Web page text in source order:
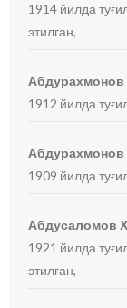
1914 йилда
этилган,
1912 йилда
1909 йилда
Абдусаломов
1921 йилда
этилган,